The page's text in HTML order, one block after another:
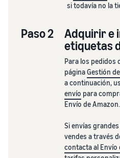
si todavía no la
Paso 2
Adquirir e
etiquetas
Para los pedidos
páginaGestión
a continuación,
envío para
Envío de Amazon.
Si envías
vendes a través
contacta al